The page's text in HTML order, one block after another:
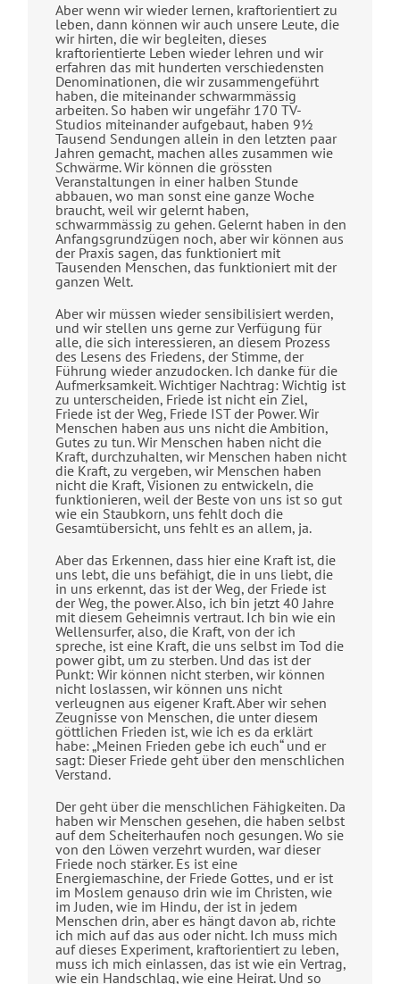
Aber wenn wir wieder lernen, kraftorientiert zu
leben, dann können wir auch unsere Leute, die
wir hirten, die wir begleiten, dieses
kraftorientierte Leben wieder lehren und wir
erfahren das mit hunderten verschiedensten
Denominationen, die wir zusammengeführt
haben, die miteinander schwarmmässig
arbeiten. So haben wir ungefähr 170 TV-
Studios miteinander aufgebaut, haben 9½
Tausend Sendungen allein in den letzten paar
Jahren gemacht, machen alles zusammen wie
Schwärme. Wir können die grössten
Veranstaltungen in einer halben Stunde
abbauen, wo man sonst eine ganze Woche
braucht, weil wir gelernt haben,
schwarmmässig zu gehen. Gelernt haben in den
Anfangsgrundzügen noch, aber wir können aus
der Praxis sagen, das funktioniert mit
Tausenden Menschen, das funktioniert mit der
ganzen Welt.
Aber wir müssen wieder sensibilisiert werden,
und wir stellen uns gerne zur Verfügung für
alle, die sich interessieren, an diesem Prozess
des Lesens des Friedens, der Stimme, der
Führung wieder anzudocken. Ich danke für die
Aufmerksamkeit. Wichtiger Nachtrag: Wichtig ist
zu unterscheiden, Friede ist nicht ein Ziel,
Friede ist der Weg, Friede IST der Power. Wir
Menschen haben aus uns nicht die Ambition,
Gutes zu tun. Wir Menschen haben nicht die
Kraft, durchzuhalten, wir Menschen haben nicht
die Kraft, zu vergeben, wir Menschen haben
nicht die Kraft, Visionen zu entwickeln, die
funktionieren, weil der Beste von uns ist so gut
wie ein Staubkorn, uns fehlt doch die
Gesamtübersicht, uns fehlt es an allem, ja.
Aber das Erkennen, dass hier eine Kraft ist, die
uns lebt, die uns befähigt, die in uns liebt, die
in uns erkennt, das ist der Weg, der Friede ist
der Weg, the power. Also, ich bin jetzt 40 Jahre
mit diesem Geheimnis vertraut. Ich bin wie ein
Wellensurfer, also, die Kraft, von der ich
spreche, ist eine Kraft, die uns selbst im Tod die
power gibt, um zu sterben. Und das ist der
Punkt: Wir können nicht sterben, wir können
nicht loslassen, wir können uns nicht
verleugnen aus eigener Kraft. Aber wir sehen
Zeugnisse von Menschen, die unter diesem
göttlichen Frieden ist, wie ich es da erklärt
habe: „Meinen Frieden gebe ich euch“ und er
sagt: Dieser Friede geht über den menschlichen
Verstand.
Der geht über die menschlichen Fähigkeiten. Da
haben wir Menschen gesehen, die haben selbst
auf dem Scheiterhaufen noch gesungen. Wo sie
von den Löwen verzehrt wurden, war dieser
Friede noch stärker. Es ist eine
Energiemaschine, der Friede Gottes, und er ist
im Moslem genauso drin wie im Christen, wie
im Juden, wie im Hindu, der ist in jedem
Menschen drin, aber es hängt davon ab, richte
ich mich auf das aus oder nicht. Ich muss mich
auf dieses Experiment, kraftorientiert zu leben,
muss ich mich einlassen, das ist wie ein Vertrag,
wie ein Handschlag, wie eine Heirat. Und so